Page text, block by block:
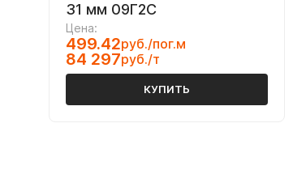
31 мм 09Г2С
Цена:
499.42руб./пог.м
84 297руб./т
КУПИТЬ